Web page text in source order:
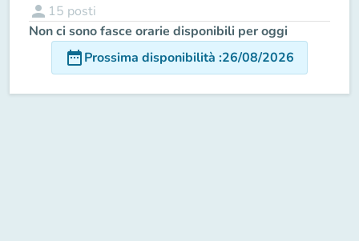
person 15 posti
Non ci sono fasce orarie disponibili per oggi
date_rangeProssima disponibilità :26/08/2026